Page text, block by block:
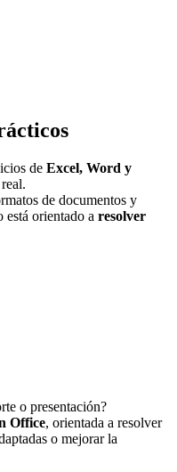
de Excel, Word y
de documentos y
está orientado a resolver
o presentación?
Office, orientada a resolver
o mejorar la